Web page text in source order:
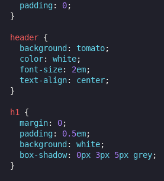
padding: 0;
}
header {
background : tomato;
color: white;
font-size: 2em;
text-align: center;
}
h1
{
margin: 0;
padding: 0.5em;
background : white;
box-shadow: 0px 3px 5px grey;
}